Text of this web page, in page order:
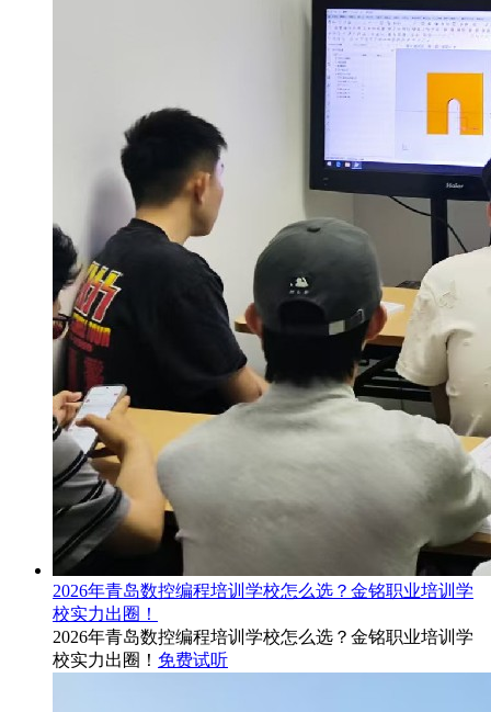
2026年青岛数控编程培训学校怎么选？金铭职业培训学
校实力出圈！
2026年青岛数控编程培训学校怎么选？金铭职业培训学
校实力出圈！ 免费试听